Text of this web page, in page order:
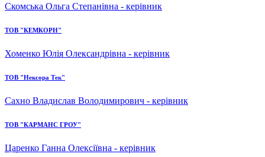
Скомська Ольга Степанівна - керівник
ТОВ "КЕМКОРН"
Хоменко Юлія Олександрівна - керівник
ТОВ "Нексора Тек"
Сахно Владислав Володимирович - керівник
ТОВ "КАРМАНС ГРОУ"
Царенко Ганна Олексіївна - керівник